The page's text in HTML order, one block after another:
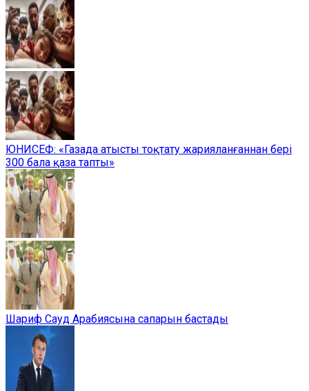
ЮНИСЕФ: «Газада атысты тоқтату жарияланғаннан бері
300 бала қаза тапты»
Шариф Сауд Арабиясына сапарын бастады